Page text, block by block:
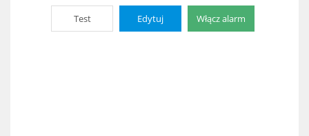
Test Edytuj Włącz alarm